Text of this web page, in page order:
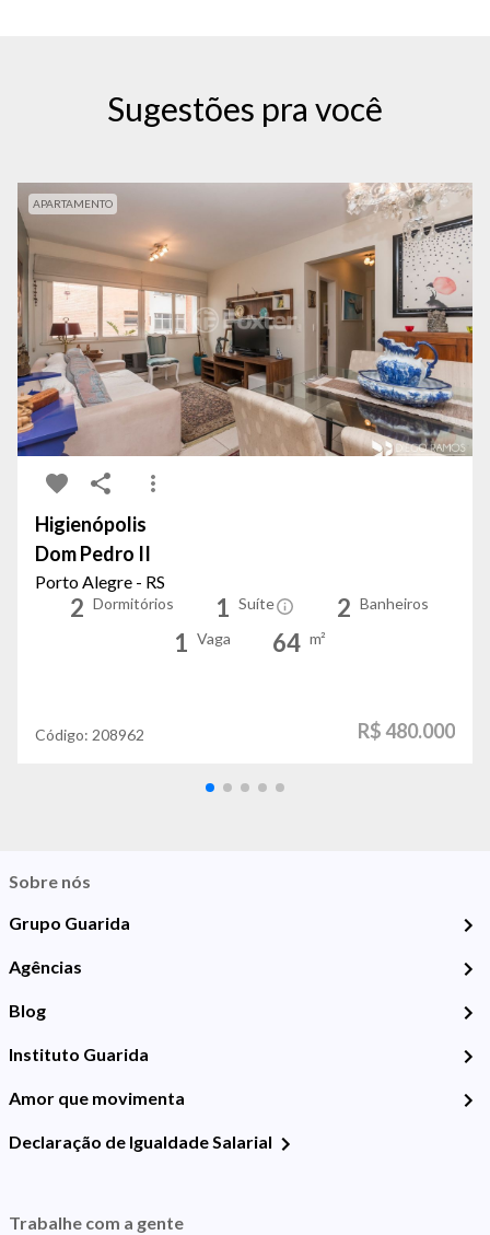
Sugestões pra você
APARTAMENTO
Higienópolis
Dom Pedro II
Porto Alegre - RS
2 Dormitórios 1 Suíte 2 Banheiros
1 Vaga 64 m²
Código: 208962 R$ 480.000
Sobre nós
Grupo Guarida
Agências
Blog
Instituto Guarida
Amor que movimenta
Declaração de Igualdade Salarial
Trabalhe com a gente